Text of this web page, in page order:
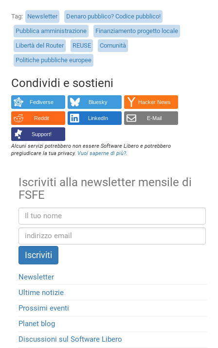
Tag Newsletter
Denaro pubblico? Codice pubblico!
Pubblica amministrazione
Finanziamento progetto locale
Libertà del Router
REUSE
Comunità
Politiche pubbliche europee
Condividi e sostieni
Fediverse Bluesky Hacker News
Reddit LinkedIn E-Mail
Support!
Alcuni servizi potrebbero non essere Software Libero e potrebbero
pregiudicare la tua privacy. Vuoi saperne di più?.
Iscriviti alla newsletter mensile di
FSFE
Newsletter
Ultime notizie
Prossimi eventi
Planet blog
Discussioni sul Software Libero